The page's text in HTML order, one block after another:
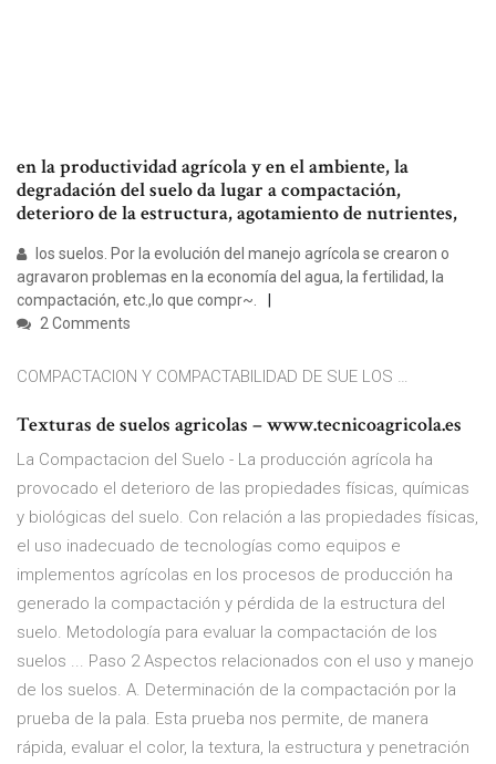
en la productividad agrícola y en el ambiente, la
degradación del suelo da lugar a compactación,
deterioro de la estructura, agotamiento de nutrientes,
los suelos. Por la evolución del manejo agrícola se crearon o
agravaron problemas en la economía del agua, la fertilidad, la
compactación, etc.,lo que compr~.
2 Comments
COMPACTACION Y COMPACTABILIDAD DE SUE LOS …
Texturas de suelos agricolas – www.tecnicoagricola.es
La Compactacion del Suelo - La producción agrícola ha
provocado el deterioro de las propiedades físicas, químicas
y biológicas del suelo. Con relación a las propiedades físicas,
el uso inadecuado de tecnologías como equipos e
implementos agrícolas en los procesos de producción ha
generado la compactación y pérdida de la estructura del
suelo. Metodología para evaluar la compactación de los
suelos ... Paso 2 Aspectos relacionados con el uso y manejo
de los suelos. A. Determinación de la compactación por la
prueba de la pala. Esta prueba nos permite, de manera
rápida, evaluar el color, la textura, la estructura y penetración